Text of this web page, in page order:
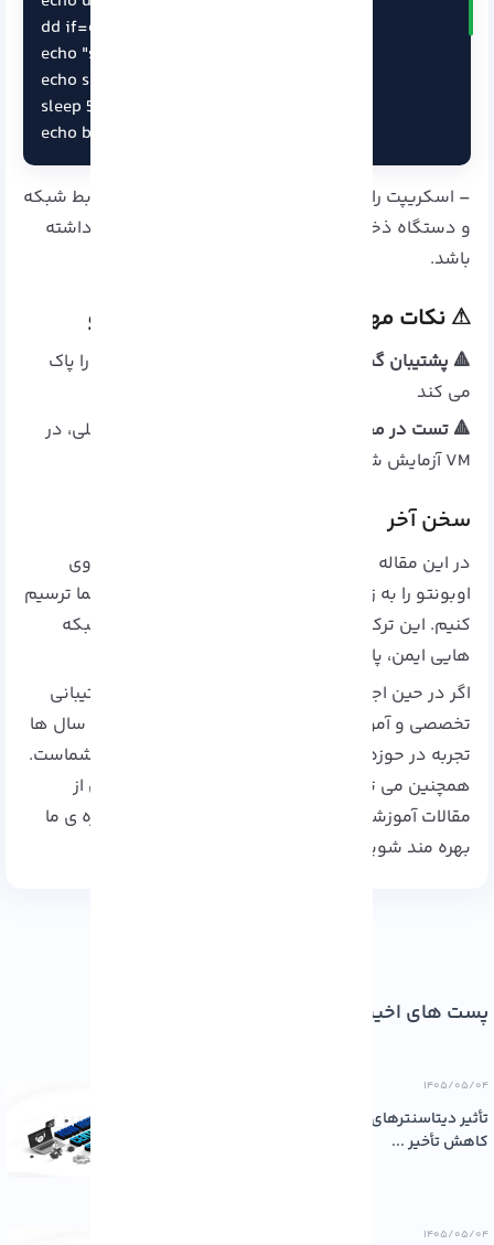
dd if=chr.img bs=1024 of=/dev/sda
echo "sync disk"
echo s > /proc/sysrq-trigger
sleep 5
echo b > /proc/sysrq-trigger
– اسکریپت را اجرا کنید. توجه داشته باشید که نام رابط شبکه
و دستگاه ذخیره سازی باید با سیستم شما مطابقت داشته
باشد.
⚠ نکات مهم نصب میکروتیک روی اوبونتو
🔺 پشتیبان گیری
: این فرایند تمام داده های دیسک را پاک
می کند
🔺 تست در محیط مجازی
: قبل از اجرا روی سیستم اصلی، در
VM آزمایش شود
سخن آخر
در این مقاله تلاش کردیم تا مسیر نصب میکروتیک روی
اوبونتو را به زبانی ساده، اما دقیق و کاربردی برای شما ترسیم
کنیم. این ترکیب، راهکاری حرفه‌ ای برای راه‌ اندازی شبکه‌
هایی ایمن، پایدار و کاملاً قابل کنترل است.
اگر در حین اجرا با مشکلی مواجه شدید، یا نیاز به پشتیبانی
تخصصی و آموزش‌ های بیشتر دارید، تیم آذرسیس با سال‌ ها
تجربه در حوزه‌ی شبکه و لینوکس آماده‌ ی همراهی شماست.
همچنین می‌ توانید با سر زدن به
از
مقالات آموزشی، دوره‌ های تخصصی و خدمات مشاوره‌ ی ما
بهره‌ مند شوید.
های اخیر
۰۵/۰۴
دیتاسنترهای باکیفیت بر پایداری و
تأخیر ...
۰۵/۰۴